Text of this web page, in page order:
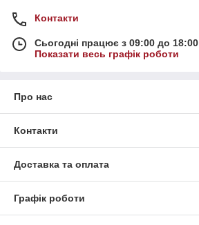
Контакти
Сьогодні працює з 09:00 до 18:00
Показати весь графік роботи
Про нас
Контакти
Доставка та оплата
Графік роботи